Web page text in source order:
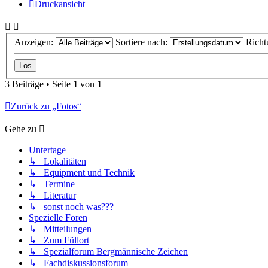
Druckansicht
Anzeigen: Sortiere nach:
3 Beiträge • Seite 1 von 1
Zurück zu „Fotos“
Gehe zu
Untertage
↳ Lokalitäten
↳ Equipment und Technik
↳ Termine
↳ Literatur
↳ sonst noch was???
Spezielle Foren
↳ Mitteilungen
↳ Zum Füllort
↳ Spezialforum Bergmännische Zeichen
↳ Fachdiskussionsforum